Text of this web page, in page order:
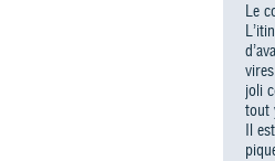
Le
joli
tout
Il